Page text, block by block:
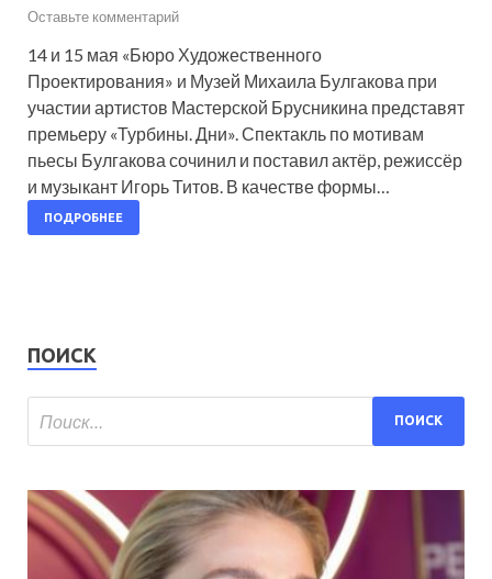
Оставьте комментарий
14 и 15 мая «Бюро Художественного
Проектирования» и Музей Михаила Булгакова при
участии артистов Мастерской Брусникина представят
премьеру «Турбины. Дни». Спектакль по мотивам
пьесы Булгакова сочинил и поставил актёр, режиссёр
и музыкант Игорь Титов. В качестве формы…
ПОДРОБНЕЕ
ПОИСК